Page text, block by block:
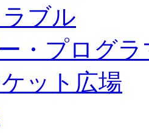
ブル
・プログラ
ット広場